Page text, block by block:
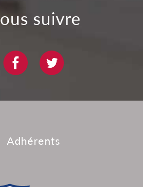
nous suivre
adhérents